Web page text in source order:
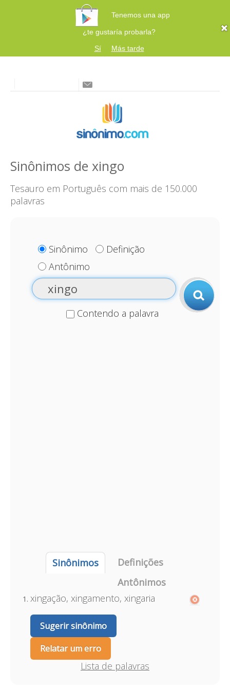
Tenemos una app
¿te gustaría probarla?
Sí
Más tarde
Sinônimos de xingo
Tesauro em Português com mais de 150.000
palavras
Sinônimo
Definição
Antônimo
Contendo a palavra
Sinônimos
Definições
Antônimos
xingação, xingamento, xingaria
Sugerir sinônimo
Relatar um erro
Lista de palavras